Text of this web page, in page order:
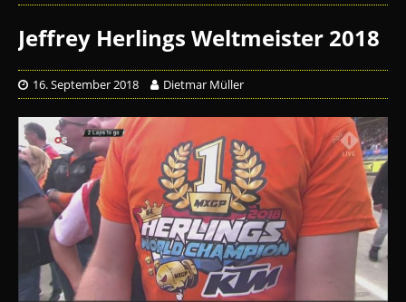
Jeffrey Herlings Weltmeister 2018
16. September 2018 Dietmar Müller